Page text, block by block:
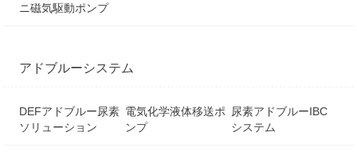
ニ磁気駆動ポンプ
アドブルーシステム
DEFアドブルー尿素
ソリューション
電気化学液体移送ポ
ンプ
尿素アドブルーIBC
システム